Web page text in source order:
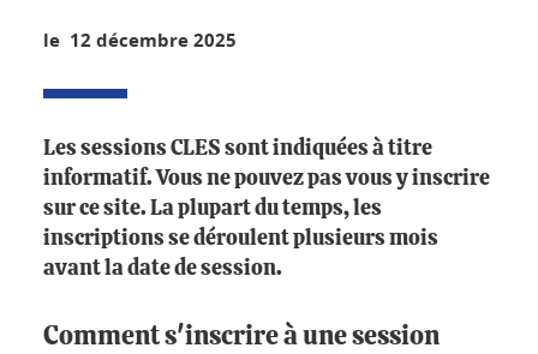
le 12 décembre 2025
Les sessions CLES sont indiquées à titre
informatif. Vous ne pouvez pas vous y inscrire
sur ce site. La plupart du temps, les
inscriptions se déroulent plusieurs mois
avant la date de session.
Comment s'inscrire à une session